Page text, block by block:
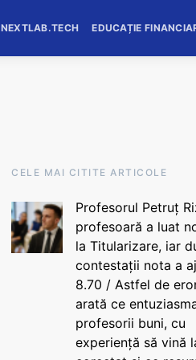
NEXTLAB.TECH EDUCAȚIE
CELE MAI CITITE ARTICOLE
Profesorul Petruț
profesoară a luat
la Titularizare, iar
contestații nota a
8.70 / Astfel de
arată ce
profesorii buni, cu
experiență să vină